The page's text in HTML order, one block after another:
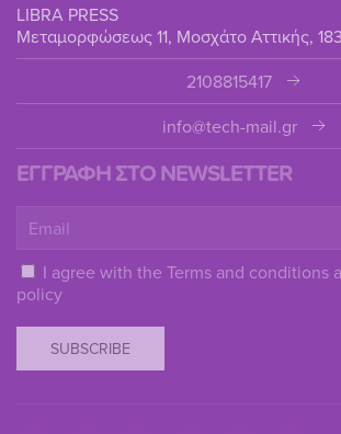
LIBRA PRESS
Μεταμορφώσεως 11, Μοσχάτο Αττικής,
2108815417
info@tech-mail.gr
ΕΓΓΡΑΦΗ ΣΤΟ NEWSLETTER
I agree with the Terms and conditions
policy
SUBSCRIBE